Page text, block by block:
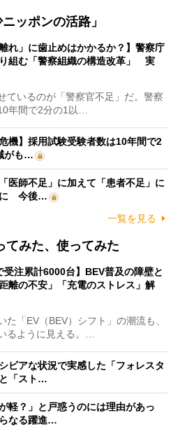
ッポンの活路」
離れ」に歯止めはかかるか？】警察庁
組む「警察組織の構造改革」 実
いるのが「警察官不足」だ。警察
年間で2分の1以…
機】採用試験受験者数は10年間で2
がも…
医師不足」に加えて「患者不足」に
に 今後…
一覧を見る
てみた、使ってみた
受注累計6000台】BEV普及の障壁と
離の不安」「充電のストレス」解
「EV（BEV）シフト」の潮流も、
るように見える。…
ビアな状況で実感した「フォレスタ
「スト…
軽？」と戸惑うのには理由があっ
なる躍進…